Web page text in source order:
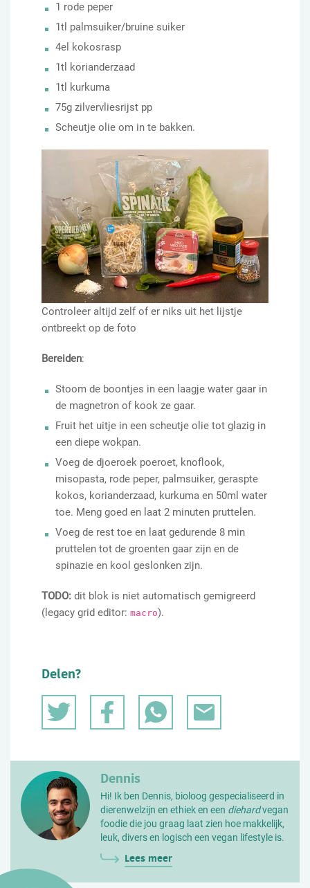
1 rode peper
1tl palmsuiker/bruine suiker
4el kokosrasp
1tl korianderzaad
1tl kurkuma
75g zilvervliesrijst pp
Scheutje olie om in te bakken.
Controleer altijd zelf of er niks uit het lijstje
ontbreekt op de foto
Bereiden:
Stoom de boontjes in een laagje water gaar in
de magnetron of kook ze gaar.
Fruit het uitje in een scheutje olie tot glazig in
een diepe wokpan.
Voeg de djoeroek poeroet, knoflook,
misopasta, rode peper, palmsuiker, geraspte
kokos, korianderzaad, kurkuma en 50ml water
toe. Meng goed en laat 2 minuten pruttelen.
Voeg de rest toe en laat gedurende 8 min
pruttelen tot de groenten gaar zijn en de
spinazie en kool geslonken zijn.
TODO: dit blok is niet automatisch gemigreerd
(legacy grid editor: macro).
Delen?
Dennis
Hi! Ik ben Dennis, bioloog gespecialiseerd in
dierenwelzijn en ethiek en een diehardvegan
foodie die jou graag laat zien hoe makkelijk,
leuk, divers en logisch een vegan lifestyle is.
Lees meer